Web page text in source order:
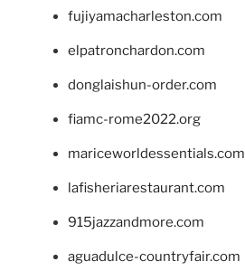
fujiyamacharleston.com
elpatronchardon.com
donglaishun-order.com
fiamc-rome2022.org
mariceworldessentials.com
lafisheriarestaurant.com
915jazzandmore.com
aguadulce-countryfair.com